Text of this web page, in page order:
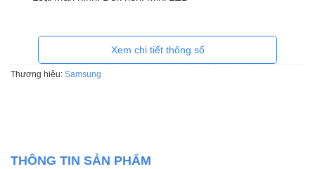
Xem chi tiết thông số
Thương hiệu: Samsung
THÔNG TIN SẢN PHẨM